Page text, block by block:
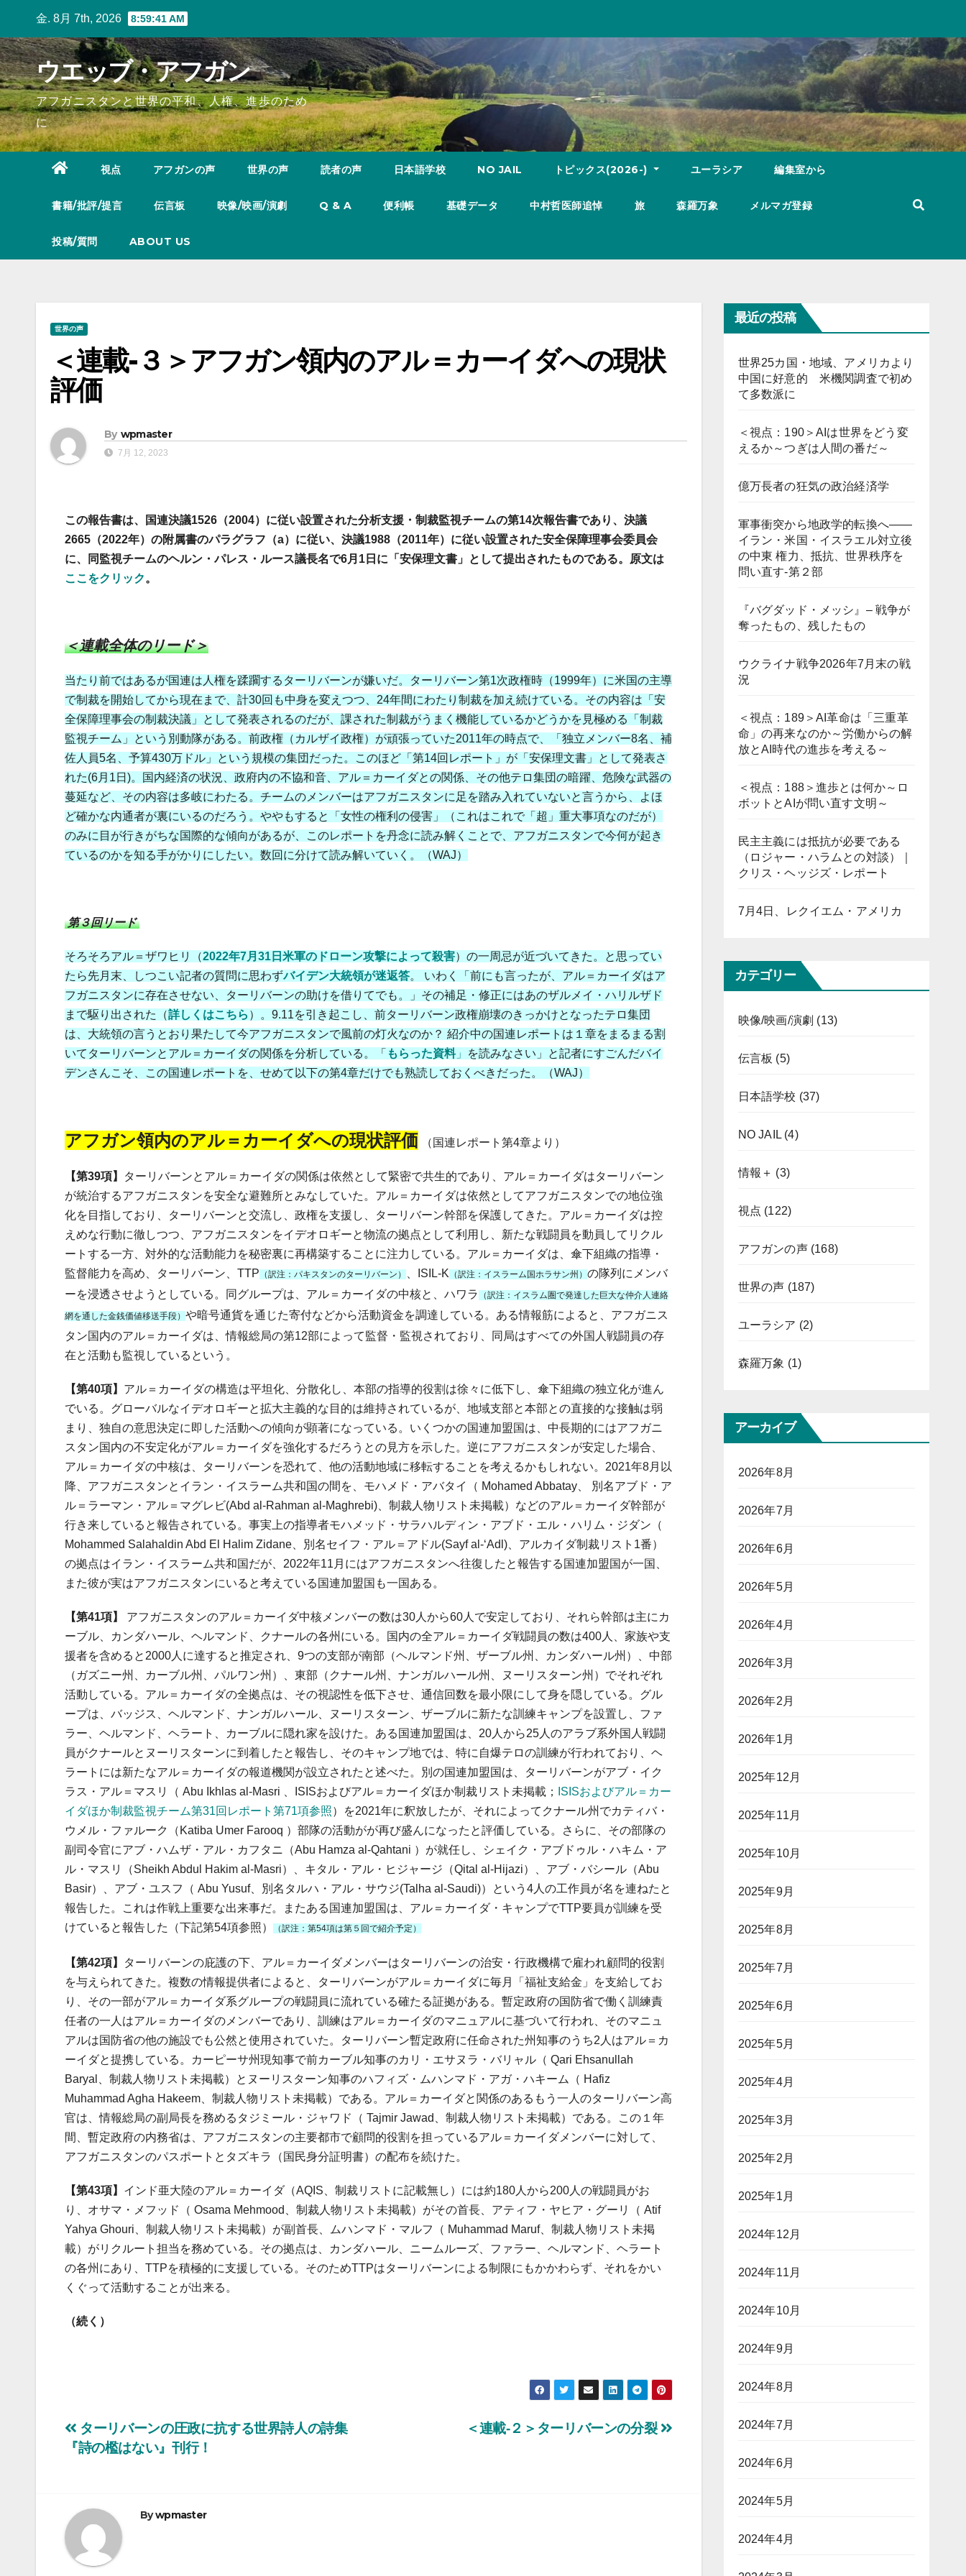
content
金. 8月 7th, 2026 8:59:42 AM
ウエッブ・アフガン
アフガニスタンと世界の平和、人権、進歩のため
に
視点 アフガンの声 世界の声 読者の声 日本語学校 NO JAIL トピックス(2026-) ユーラシア 編集室から
書籍/批評/提言 伝言板 映像/映画/演劇 Q & A 便利帳 基礎データ 中村哲医師追悼 旅 森羅万象 メルマガ登録
投稿/質問 ABOUT US
世界の声
＜連載-３＞アフガン領内のアル＝カーイダへの現状
評価
By wpmaster
7月 12, 2023
この報告書は、国連決議1526（2004）に従い設置された分析支援・制裁監視チームの第14次報告書であり、決議
2665（2022年）の附属書のパラグラフ（a）に従い、決議1988（2011年）に従い設置された安全保障理事会委員会
に、同監視チームのヘルン・パレス・ルース議長名で6月1日に「安保理文書」として提出されたものである。原文は
ここをクリック。
＜連載全体のリード＞
当たり前ではあるが国連は人権を蹂躙するターリバーンが嫌いだ。ターリバーン第1次政権時（1999年）に米国の主導
で制裁を開始してから現在まで、計30回も中身を変えつつ、24年間にわたり制裁を加え続けている。その内容は「安
全保障理事会の制裁決議」として発表されるのだが、課された制裁がうまく機能しているかどうかを見極める「制裁
監視チーム」という別動隊がある。前政権（カルザイ政権）が頑張っていた2011年の時点で、「独立メンバー8名、補
佐人員5名、予算430万ドル」という規模の集団だった。このほど「第14回レポート」が「安保理文書」として発表さ
れた(6月1日)。国内経済の状況、政府内の不協和音、アル＝カーイダとの関係、その他テロ集団の暗躍、危険な武器の
蔓延など、その内容は多岐にわたる。チームのメンバーはアフガニスタンに足を踏み入れていないと言うから、よほ
ど確かな内通者が裏にいるのだろう。ややもすると「女性の権利の侵害」（これはこれで「超」重大事項なのだが）
のみに目が行きがちな国際的な傾向があるが、このレポートを丹念に読み解くことで、アフガニスタンで今何が起き
ているのかを知る手がかりにしたい。数回に分けて読み解いていく。（WAJ）
第３回リード
そろそろアル＝ザワヒリ（2022年7月31日米軍のドローン攻撃によって殺害）の一周忌が近づいてきた。と思ってい
たら先月末、しつこい記者の質問に思わずバイデン大統領が迷返答。 いわく「前にも言ったが、アル＝カーイダはア
フガニスタンに存在させない、ターリバーンの助けを借りてでも。」その補足・修正にはあのザルメイ・ハリルザド
まで駆り出された（詳しくはこちら ）。 9.11を引き起こし、前ターリバーン政権崩壊のきっかけとなったテロ集団
は、大統領の言うとおり果たして今アフガニスタンで風前の灯火なのか？ 紹介中の国連レポートは１章をまるまる割
いてターリバーンとアル＝カーイダの関係を分析している。「 もらった資料」
を読みなさい」と記者にすごんだバイ
デンさんこそ、この国連レポートを、せめて以下の第4章だけでも熟読しておくべきだった。（WAJ）
アフガン領内のアル＝カーイダへの現状評価 （国連レポート第4章より）
【第39項】
ターリバーンとアル＝カーイダの関係は依然として緊密で共生的であり、アル＝カーイダはターリバーン
が統治するアフガニスタンを安全な避難所とみなしていた。アル＝カーイダは依然としてアフガニスタンでの地位強
化を目指しており、ターリバーンと交流し、政権を支援し、ターリバーン幹部を保護してきた。アル＝カーイダは控
えめな行動に徹しつつ、アフガニスタンをイデオロギーと物流の拠点として利用し、新たな戦闘員を動員してリクル
ートする一方、対外的な活動能力を秘密裏に再構築することに注力している。アル＝カーイダは、傘下組織の指導・
監督能力を高め、ターリバーン、TTP （訳注：パキスタンのターリバーン） 、ISIL-K （訳注：イスラーム国ホラサン州） の隊列にメンバ
ーを浸透させようとしている。同グループは、アル＝カーイダの中核と、ハワラ
（訳注：イスラム圏で発達した巨大な仲介人連絡
網を通した金銭価値移送手段） や暗号通貨を通じた寄付などから活動資金を調達している。ある情報筋によると、アフガニス
タン国内のアル＝カーイダは、情報総局の第12部によって監督・監視されており、同局はすべての外国人戦闘員の存
在と活動も監視しているという。
【第40項】 アル＝カーイダの構造は平坦化、分散化し、本部の指導的役割は徐々に低下し、傘下組織の独立化が進ん
でいる。グローバルなイデオロギーと拡大主義的な目的は維持されているが、地域支部と本部との直接的な接触は弱
まり、独自の意思決定に即した活動への傾向が顕著になっている。いくつかの国連加盟国は、中長期的にはアフガニ
スタン国内の不安定化がアル＝カーイダを強化するだろうとの見方を示した。逆にアフガニスタンが安定した場合、
アル＝カーイダの中核は、ターリバーンを恐れて、他の活動地域に移転することを考えるかもしれない。2021年8月以
降、アフガニスタンとイラン・イスラーム共和国の間を、モハメド・アバタイ（ Mohamed Abbatay、 別名アブド・ア
ル＝ラーマン・アル＝マグレビ(Abd al-Rahman al-Maghrebi)、制裁人物リスト未掲載）などのアル＝カーイダ幹部が
行き来していると報告されている。事実上の指導者モハメッド・サラハルディン・アブド・エル・ハリム・ジダン（
Mohammed Salahaldin Abd El Halim Zidane、別名セイフ・アル＝アドル(Sayf al-‘Adl)、アルカイダ制裁リスト1番）
の拠点はイラン・イスラーム共和国だが、2022年11月にはアフガニスタンへ往復したと報告する国連加盟国が一国、
また彼が実はアフガニスタンにいると考えている国連加盟国も一国ある。
【第41項】
アフガニスタンのアル＝カーイダ中核メンバーの数は30人から60人で安定しており、それら幹部は主にカ
ーブル、カンダハール、ヘルマンド、クナールの各州にいる。国内の全アル＝カーイダ戦闘員の数は400人、家族や支
援者を含めると2000人に達すると推定され、9つの支部が南部（ヘルマンド州、ザーブル州、カンダハール州）、中部
（ガズニー州、カーブル州、パルワン州）、東部（クナール州、ナンガルハール州、ヌーリスターン州）でそれぞれ
活動している。アル＝カーイダの全拠点は、その視認性を低下させ、通信回数を最小限にして身を隠している。グル
ープは、バッジス、ヘルマンド、ナンガルハール、ヌーリスターン、ザーブルに新たな訓練キャンプを設置し、ファ
ラー、ヘルマンド、ヘラート、カーブルに隠れ家を設けた。ある国連加盟国は、20人から25人のアラブ系外国人戦闘
員がクナールとヌーリスターンに到着したと報告し、そのキャンプ地では、特に自爆テロの訓練が行われており、ヘ
ラートには新たなアル＝カーイダの報道機関が設立されたと述べた。別の国連加盟国は、ターリバーンがアブ・イク
ラス・アル＝マスリ（ Abu Ikhlas al-Masri 、ISISおよびアル＝カーイダほか制裁リスト未掲載；
ISISおよびアル＝カー
イダほか制裁監視チーム第31回レポート第71項参照）を2021年に釈放したが、それによってクナール州でカティバ・
ウメル・ファルーク（Katiba Umer Farooq ）部隊の活動がが再び盛んになったと評価している。さらに、その部隊の
副司令官にアブ・ハムザ・アル・カフタニ（Abu Hamza al-Qahtani ）が就任し、シェイク・アブドゥル・ハキム・ア
ル・マスリ（Sheikh Abdul Hakim al-Masri）、キタル・アル・ヒジャージ（Qital al-Hijazi）、アブ・バシール（Abu
Basir）、アブ・ユスフ（ Abu Yusuf、別名タルハ・アル・サウジ(Talha al-Saudi)）という4人の工作員が名を連ねたと
報告した。これは作戦上重要な出来事だ。またある国連加盟国は、アル＝カーイダ・キャンプでTTP要員が訓練を受
けていると報告した（下記第54項参照）
（訳注：第54項は第５回で紹介予定）
【第42項】
ターリバーンの庇護の下、アル＝カーイダメンバーはターリバーンの治安・行政機構で雇われ顧問的役割
を与えられてきた。複数の情報提供者によると、ターリバーンがアル＝カーイダに毎月「福祉支給金」を支給してお
り、その一部がアル＝カーイダ系グループの戦闘員に流れている確たる証拠がある。暫定政府の国防省で働く訓練責
任者の一人はアル＝カーイダのメンバーであり、訓練はアル＝カーイダのマニュアルに基づいて行われ、そのマニュ
アルは国防省の他の施設でも公然と使用されていた。ターリバーン暫定政府に任命された州知事のうち2人はアル＝カ
ーイダと提携している。カーピーサ州現知事で前カーブル知事のカリ・エサヌラ・バリャル（ Qari Ehsanullah
Baryal、制裁人物リスト未掲載）とヌーリスターン知事のハフィズ・ムハンマド・アガ・ハキーム（ Hafiz
Muhammad Agha Hakeem、制裁人物リスト未掲載）である。アル＝カーイダと関係のあるもう一人のターリバーン高
官は、情報総局の副局長を務めるタジミール・ジャワド（ Tajmir Jawad、制裁人物リスト未掲載）である。この１年
間、暫定政府の内務省は、アフガニスタンの主要都市で顧問的役割を担っているアル＝カーイダメンバーに対して、
アフガニスタンのパスポートとタズキラ（国民身分証明書）の配布を続けた。
【第43項】 インド亜大陸のアル＝カーイダ（AQIS、制裁リストに記載無し）には約180人から200人の戦闘員がお
り、オサマ・メフッド（ Osama Mehmood、制裁人物リスト未掲載）がその首長、アティフ・ヤヒア・グーリ（ Atif
Yahya Ghouri、制裁人物リスト未掲載）が副首長、ムハンマド・マルフ（ Muhammad Maruf、制裁人物リスト未掲
載）がリクルート担当を務めている。その拠点は、カンダハール、ニームルーズ、ファラー、ヘルマンド、ヘラート
の各州にあり、TTPを積極的に支援している。そのためTTPはターリバーンによる制限にもかかわらず、それをかい
くぐって活動することが出来る。
（続く）
投
稿
ビ
ゲ
＜連載-２＞ターリバーンの分裂
ターリバーンの圧政に抗する世界詩人の詩集
『詩の檻はない』刊行！
Bywpmaster
最近の投稿
世界25カ国・地域、アメリカより
中国に好意的 米機関調査で初め
て多数派に
＜視点：190＞AIは世界をどう変
えるか～つぎは人間の番だ～
億万長者の狂気の政治経済学
軍事衝突から地政学的転換へ――
イラン・米国・イスラエル対立後
の中東 権力、抵抗、世界秩序を
問い直す-第２部
『バグダッド・メッシ』– 戦争が
奪ったもの、残したもの
ウクライナ戦争2026年7月末の戦
況
＜視点：189＞AI革命は「三重革
命」の再来なのか～労働からの解
放とAI時代の進歩を考える～
＜視点：188＞進歩とは何か～ロ
ボットとAIが問い直す文明～
民主主義には抵抗が必要である
（ロジャー・ハラムとの対談）｜
クリス・ヘッジズ・レポート
7月4日、レクイエム・アメリカ
カテゴリー
映像/映画/演劇 (13)
伝言板 (5)
日本語学校 (37)
NO JAIL(4)
情報＋ (3)
視点 (122)
アフガンの声(168)
世界の声 (187)
ユーラシア (2)
森羅万象 (1)
アーカイブ
2026年8月
2026年7月
2026年6月
2026年5月
2026年4月
2026年3月
2026年2月
2026年1月
2025年12月
2025年11月
2025年10月
2025年9月
2025年8月
2025年7月
2025年6月
2025年5月
2025年4月
2025年3月
2025年2月
2025年1月
2024年12月
2024年11月
2024年10月
2024年9月
2024年8月
2024年7月
2024年6月
2024年5月
2024年4月